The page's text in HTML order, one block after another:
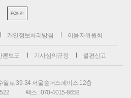
PC버전
개인정보처리방침 이용자위원회
론보도 기사심의규정 불편신고
일로 39-34 서울숲더스페이스 12층
팩스 : 070-4015-8658